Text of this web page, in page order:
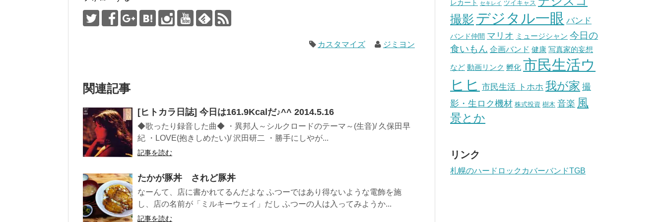
カスタマイズ ジミヨン
関連記事
[ヒトカラ日誌] 今日は161.9Kcalだ♪^^ 2014.5.16
◆歌ったり録音した曲◆ ・異邦人～シルクロードのテーマ～(生音)/ 久保田早
紀 ・LOVE(抱きしめたい)/ 沢田研二 ・勝手にしやが...
記事を読む
たかが豚丼 されど豚丼
なーんて、店に書かれてるんだよな ふつーではあり得ないような電飾を施
し、店の名前が「ミルキーウェイ」だし ふつーの人は入ってみようか...
記事を読む
レカート セキレイ ツイキャス
撮影 デジタル一眼 バンド
バンド仲間 マリオ ミュージシャン 今日の
食いもん 企画バンド 健康 写真家的妄想
など 動画リンク 孵化 市民生活ウ
ヒヒ 市民生活 トホホ 我が家 撮
影・生ロク機材 株式投資 樹木 音楽 風
景とか
リンク
札幌のハードロックカバーバンドTGB